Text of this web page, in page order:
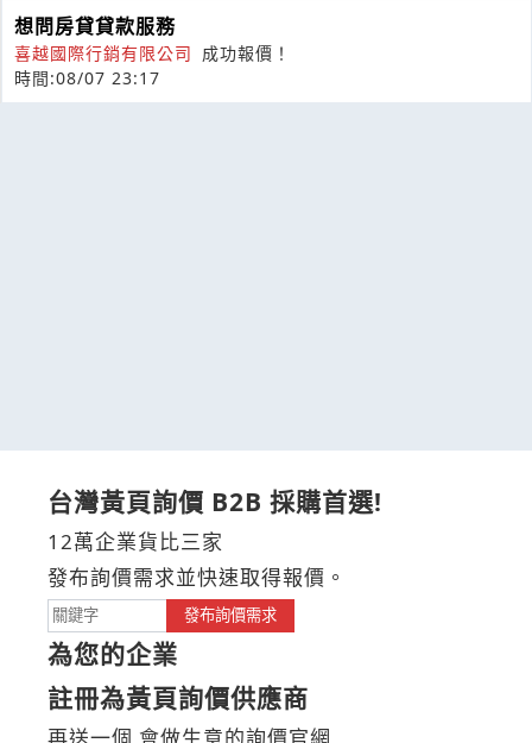
想問房貸貸款服務
喜越國際行銷有限公司 成功報價！
時間:08/07 23:17
台灣黃頁詢價 B2B 採購首選!
12萬企業貨比三家
發布詢價需求並快速取得報價。
發布詢價需求
為您的企業
註冊為黃頁詢價供應商